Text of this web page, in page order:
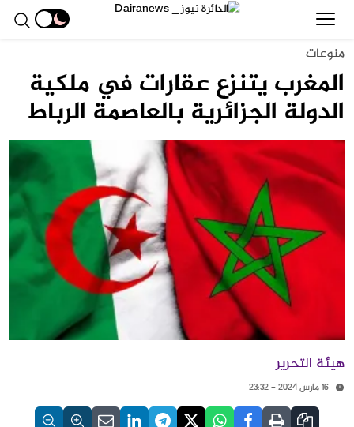
منوعات
المغرب يتنزع عقارات في ملكية
الدولة الجزائرية بالعاصمة الرباط
هيئة التحرير
16 مارس 2024 - 23:32